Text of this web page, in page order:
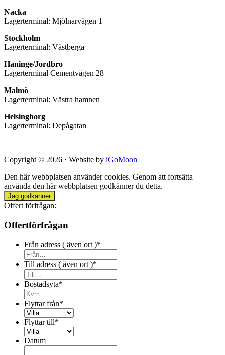
Nacka
Lagerterminal: Mjölnarvägen 1
Stockholm
Lagerterminal: Västberga
Haninge/Jordbro
Lagerterminal Cementvägen 28
Malmö
Lagerterminal: Västra hamnen
Helsingborg
Lagerterminal: Depågatan
Copyright © 2026 · Website by iGoMoon
Den här webbplatsen använder cookies. Genom att fortsätta
använda den här webbplatsen godkänner du detta.
Jag godkänner
Offert förfrågan:
Offertförfrågan
Från adress ( även ort )*
Till adress ( även ort )*
Bostadsyta*
Flyttar från*
Flyttar till*
Datum